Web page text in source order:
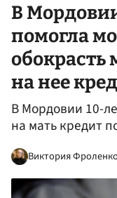
В
помогла
обокрасть
на нее
В Мордовии 10-
на мать кредит
Виктория